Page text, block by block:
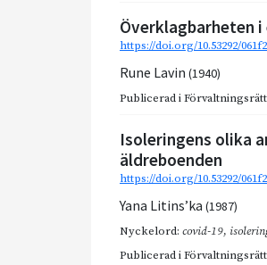
Överklagbarheten i
https://doi.org/10.53292/
Rune Lavin (1940)
Publicerad i
Isoleringens olika
äldreboenden
https://doi.org/10.53292/
Yana Litins’ka (1987)
Nyckelord: covid-19,
Publicerad i